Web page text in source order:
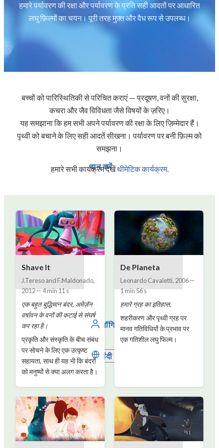
दान करें
लॉगिन
हिंदी
हमारे पर्यावरण की रक्षा और पर्यावरण के प्रति सही आदतों पर आधारित
लघु फ़िल्मों का चयन। पूरी तरह मुफ़्त और वैध रूप से उपलब्ध।
बच्चों को पारिस्थितिकी से परिचित कराएं — प्रदूषण, वनों की सुरक्षा,
कचरा और जैव विविधता जैसे विषयों के ज़रिए।
यह समझाना कि हम सभी अपने पर्यावरण की रक्षा के लिए ज़िम्मेदार हैं।
पृथ्वी को बचाने के लिए सही आदतें सीखना। पर्यावरण पर बनी फ़िल्म को
समझना।
हमारे सभी कार्यक्रम देखेंथीमेटिक कार्यक्रम.
Shave It
J.Tereso and F.Maldonado,
2012—4 min 11 s
एक बहुत बुद्धिमान बंदर, अमेज़ॅन
वर्षावन के वनों की कटाई से संघर्ष
कर रहा है।
प्रकृति और संस्कृति के बीच संबंध
पर सोचने के लिए एक उत्कृष्ट
सहायता, साथ ही यह भी कि बंदरों
को मनुष्यों से क्या अलग करता है।
De Planeta
Leonardo Cavaletti, 2006—
1 min 56 s
हमारे ग्रह का इतिहास.
शहरीकरण और पृथ्वी ग्रह पर
मानव गतिविधियों के प्रभाव पर
एक गतिशील लघु फिल्म।